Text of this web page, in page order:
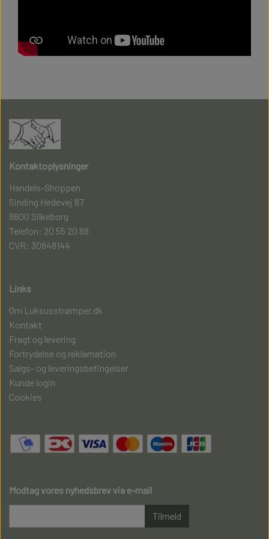
Kontaktoplysninger
Handels-Shoppen
Sinding Hedevej 87
8600 Silkeborg
Telefon: 20 55 20 88
CVR: 30848144
Links
Om Luksusstrømper.dk
Kontakt
Fragt og levering
Fortrydelse og reklamation
Salgs- og leveringsbetingelser
Kunde login
Cookies
Modtag vores nyhedsbrev via e-mail
Tilmeld